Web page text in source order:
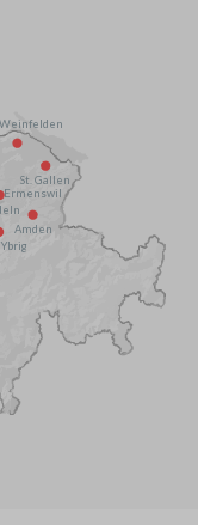
Amden
Ermenswil
St. Gallen